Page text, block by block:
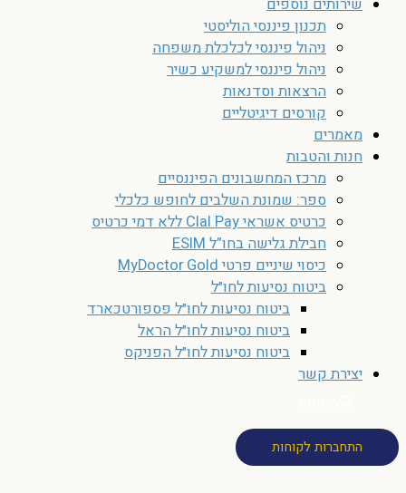
שירותים נוספים
תכנון פיננסי הוליסטי
ניהול פיננסי לכלכלת משפחה
ניהול פיננסי למשקיע כשיר
הרצאות וסדנאות
קורסים דיגיטליים
מאמרים
חנות והטבות
מרכז המחשבונים הפיננסיים
ספר: שמונת השלבים לחופש כלכלי
כרטיס אשראי Clal Pay ללא דמי כרטיס
חבילת גלישה בחו”ל ESIM
כיסוי שיניים פרטי MyDoctor Gold
ביטוח נסיעות לחו״ל
ביטוח נסיעות לחו״ל פספורטכארד
ביטוח נסיעות לחו״ל הראל
ביטוח נסיעות לחו״ל הפניקס
יצירת קשר
התחברות לקוחות